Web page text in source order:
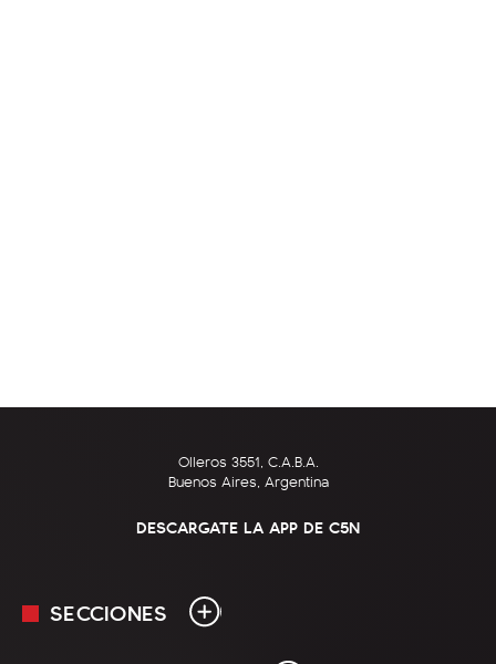
Olleros 3551, C.A.B.A.
Buenos Aires, Argentina
DESCARGATE LA APP DE C5N
SECCIONES